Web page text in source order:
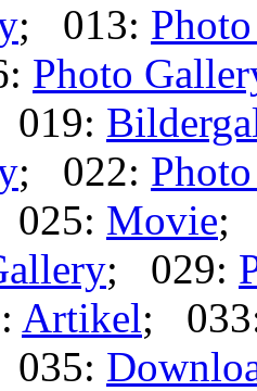
; 013:
Photo
; 022:
Movie;
; 029:
Artikel;